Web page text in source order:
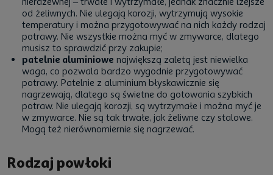
od żeliwnych. Nie ulegają korozji, wytrzymują wysokie
temperatury i można przygotowywać na nich każdy rodzaj
potrawy. Nie wszystkie można myć w zmywarce, dlatego
musisz to sprawdzić przy zakupie;
patelnie aluminiowe największą zaletą jest niewielka
waga, co pozwala bardzo wygodnie przygotowywać
potrawy. Patelnie z aluminium błyskawicznie się
nagrzewają, dlatego są świetne do gotowania szybkich
potraw. Nie ulegają korozji, są wytrzymałe i można myć je
w zmywarce. Nie są tak trwałe, jak żeliwne czy stalowe.
Mogą też nierównomiernie się nagrzewać.
Rodzaj powłoki